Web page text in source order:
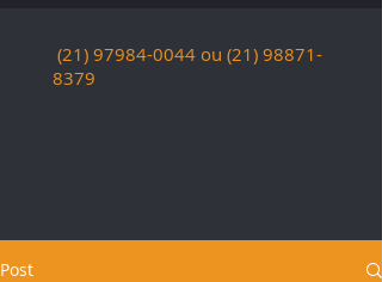
(21) 97984-0044 ou (21) 98871-
8379
Post